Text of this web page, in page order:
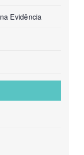
Evidência